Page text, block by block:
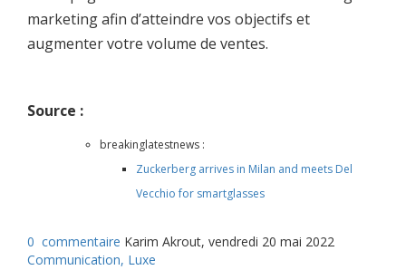
marketing afin d’atteindre vos objectifs et
augmenter votre volume de ventes.
Source :
breakinglatestnews :
Zuckerberg arrives in Milan and meets Del
Vecchio for smartglasses
0 commentaire Karim Akrout, vendredi 20 mai 2022
Communication, Luxe